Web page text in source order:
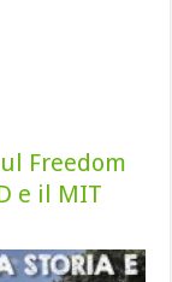
Freedom
e il MIT